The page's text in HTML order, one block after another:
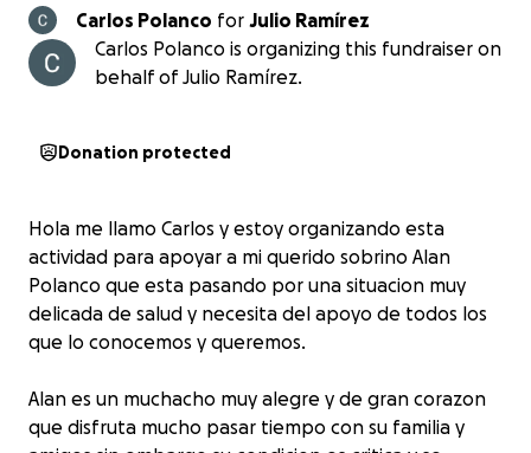
Carlos Polanco for Julio Ramírez
Carlos Polanco is organizing this fundraiser on
behalf of Julio Ramírez.
Donation protected
Hola me llamo Carlos y estoy organizando esta
actividad para apoyar a mi querido sobrino Alan
Polanco que esta pasando por una situacion muy
delicada de salud y necesita del apoyo de todos los
que lo conocemos y queremos.
Alan es un muchacho muy alegre y de gran corazon
que disfruta mucho pasar tiempo con su familia y